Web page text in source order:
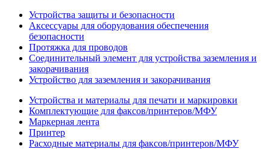
Устройства защиты и безопасности
Аксессуары для оборудования обеспечения
безопасности
Протяжка для проводов
Соединительный элемент для устройства заземления и
закорачивания
Устройство для заземления и закорачивания
Устройства и материалы для печати и маркировки
Комплектующие для факсов/принтеров/МФУ
Маркерная лента
Принтер
Расходные материалы для факсов/принтеров/МФУ